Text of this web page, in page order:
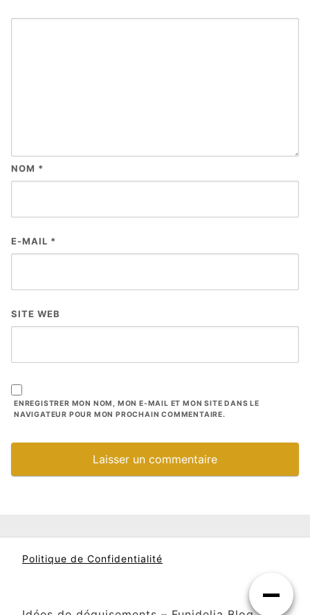
NOM *
E-MAIL *
SITE WEB
ENREGISTRER MON NOM, MON E-MAIL ET MON SITE DANS LE
NAVIGATEUR POUR MON PROCHAIN COMMENTAIRE.
Politique de Confidentialité